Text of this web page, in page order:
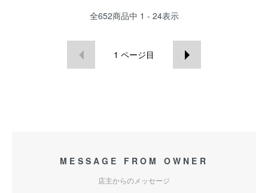
全652商品中 1 - 24表示
1 ページ目
MESSAGE FROM OWNER
店主からのメッセージ